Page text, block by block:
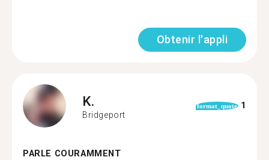
Obtenir l'appli
K.
Bridgeport
format_quote 1
PARLE COURAMMENT